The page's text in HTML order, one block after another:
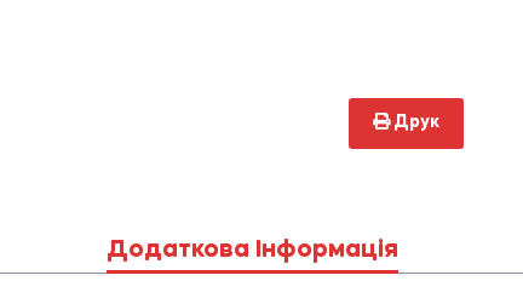
Друк
Додаткова Інформація